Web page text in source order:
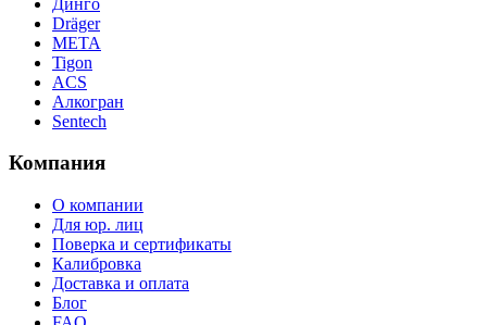
Dräger
МЕТА
Tigon
ACS
Алкогран
Sentech
Компания
О компании
Для юр. лиц
Поверка и сертификаты
Калибровка
Доставка и оплата
Блог